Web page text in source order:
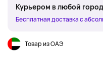
Курьером в любой
Бесплатная доставка с
Товар из ОАЭ